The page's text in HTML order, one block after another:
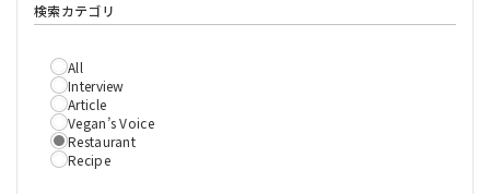
検索カテゴリ
All
Interview
Article
Vegan’s Voice
Restaurant
Recipe